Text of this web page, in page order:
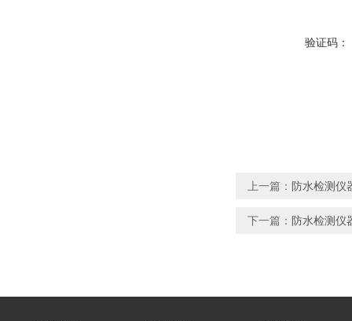
验证码：
上一篇： 防水检测仪
下一篇： 防水检测仪